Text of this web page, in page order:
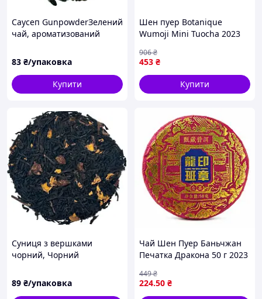
Саусеп GunpowderЗелений
чай, ароматизований
83 ₴/упаковка
Купити
Шен пуер Botanique
Wumoji Mini Tuocha 2023
цінувальників чаю та його
тонкого смаку
453 ₴
906₴
Купити
Суниця з вершками
чорний, Чорний
89 ₴/упаковка
Чай Шен Пуер Баньчжан
Печатка Дракона 50 г 2023
224.50 ₴
449₴